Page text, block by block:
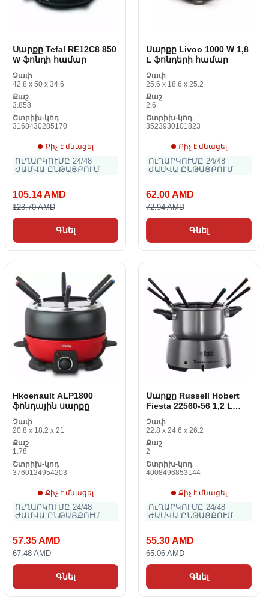
Սարքը Tefal RE12C8 850
W ֆոնդի համար
Չափ
42.8 x 50 x 34.6
Քաշ
3.858
Շտրիխ-կոդ
3168430285170
Քիչ է մնացել
ՈւՂԱՐԿՈՒՄԸ 24/48
ԺԱՄՎԱ ԸՆԹԱՑՔՈՒՄ
105.14 AMD
123.70 AMD
Գնել
Սարքը Livoo 1000 W 1,8
L ֆոնդերի համար
Չափ
25.6 x 18.6 x 25.2
Քաշ
2.6
Շտրիխ-կոդ
3523930101823
Քիչ է մնացել
ՈւՂԱՐԿՈՒՄԸ 24/48
ԺԱՄՎԱ ԸՆԹԱՑՔՈՒՄ
62.00 AMD
72.94 AMD
Գնել
Hkoenault ALP1800
ֆոնդային սարքը
Չափ
20.8 x 18.2 x 21
Քաշ
1.78
Շտրիխ-կոդ
3760124954203
Քիչ է մնացել
ՈւՂԱՐԿՈՒՄԸ 24/48
ԺԱՄՎԱ ԸՆԹԱՑՔՈՒՄ
57.35 AMD
67.48 AMD
Գնել
Սարքը Russell Hobert
Fiesta 22560-56 1,2 L
Չափ
22.8 x 24.6 x 26.2
Քաշ
2
Շտրիխ-կոդ
4008496853144
Քիչ է մնացել
ՈւՂԱՐԿՈՒՄԸ 24/48
ԺԱՄՎԱ ԸՆԹԱՑՔՈՒՄ
55.30 AMD
65.06 AMD
Գնել